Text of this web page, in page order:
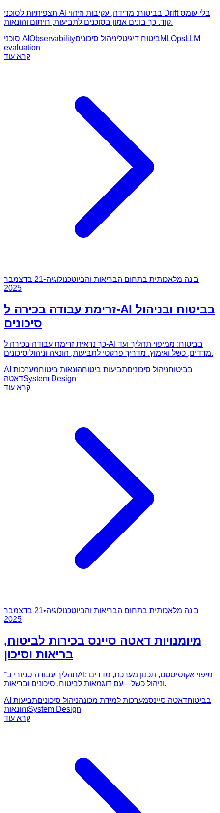
תצפיתיות לסוכני AI בביטוח: מדידה, עקיבות וזיהוי Drift בלי עומס
קוד. כך בונים אמון בסוכנים לתביעות, חיתום והונאות.
סוכני AI Observability ביטוח דיגיטליניהול סיכונים MLOpsLLM
evaluation
קרא עוד
בינה מלאכותית בתחום הבריאות והביוטכנולוגיה•
21 בדצמבר
2025
זרימת עבודה בכירה ל-AI בביטוח ובניהול
סיכונים
כך נראית זרימת עבודה בכירה ל-AI בביטוח: ממיפוי תהליך ועד
מדדים, כשל ואימוץ. מדריך פרקטי לתביעות, הונאה וניהול סיכונים.
AI בביטוחניהול סיכוניםתביעות ביטוחהונאות ביטוחמערכות
דאטהSystem Design
קרא עוד
בינה מלאכותית בתחום הבריאות והביוטכנולוגיה•
21 בדצמבר
2025
מיומנויות דאטה סיינס בכירות לביטוח,
בריאות וסיכון
תהליך עבודה סניורי ב־AI: מיפוי אקוסיסטם, תכנון מערכת, מדדים
וניהול כשל—עם דוגמאות לביטוח, סיכונים ובריאות.
AI בביטוחדאטה סיינסמערכות למידת מכונהניהול סיכוניםתביעות
והונאותSystem Design
קרא עוד